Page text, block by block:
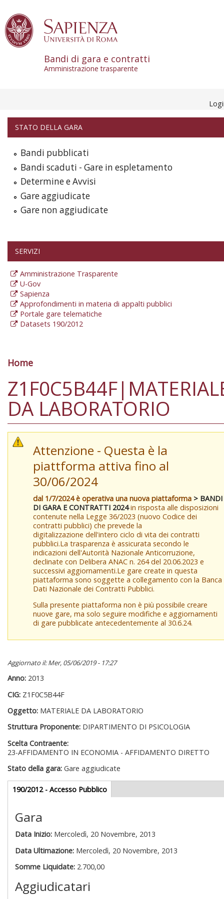
Bandi di gara e contratti
Amministrazione trasparente
STATO DELLA GARA
Bandi pubblicati
Bandi scaduti - Gare in espletamento
Determine e Avvisi
Gare aggiudicate
Gare non aggiudicate
SERVIZI
Amministrazione Trasparente
U-Gov
Sapienza
Approfondimenti in materia di appalti pubblici
Portale gare telematiche
Datasets 190/2012
Tu sei qui
Home
DA LABORATORIO
Attenzione - Questa è la
piattforma attiva fino al
30/06/2024
dal 1/7/2024 è operativa una nuova piattaforma > BANDI
DI GARA E CONTRATTI 2024in risposta alle disposizioni
contenute nella Legge 36/2023 (nuovo Codice dei
contratti pubblici) che prevede la
digitalizzazione dell'intero ciclo di vita dei contratti
pubblici.La trasparenza è assicurata secondo le
indicazioni dell'Autorità Nazionale Anticorruzione,
declinate con Delibera ANAC n. 264 del 20.06.2023 e
successivi aggiornamenti.Le gare create in questa
piattaforma sono soggette a collegamento con la Banca
Dati Nazionale dei Contratti Pubblici.
Sulla presente piattaforma non è più possibile creare
nuove gare, ma solo seguire modifiche e aggiornamenti
di gare pubblicate antecedentemente al 30.6.24.
Aggiornato il: Mer, 05/06/2019 - 17:27
Anno: 2013
CIG: Z1F0C5B44F
Oggetto: MATERIALE DA LABORATORIO
Struttura Proponente: DIPARTIMENTO DI PSICOLOGIA
Scelta Contraente:
23-AFFIDAMENTO IN ECONOMIA - AFFIDAMENTO DIRETTO
Stato della gara: Gare aggiudicate
Gare appalti
190/2012 - Accesso Pubblico(scheda
attiva)
Gara
Data Inizio: Mercoledì, 20 Novembre, 2013
Data Ultimazione: Mercoledì, 20 Novembre, 2013
Somme Liquidate: 2.700,00
Aggiudicatari